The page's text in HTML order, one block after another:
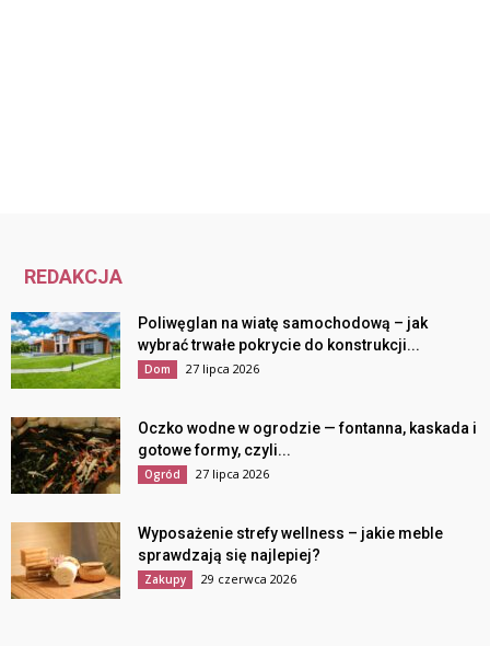
REDAKCJA
Poliwęglan na wiatę samochodową – jak
wybrać trwałe pokrycie do konstrukcji...
Dom 27 lipca 2026
Oczko wodne w ogrodzie — fontanna, kaskada i
gotowe formy, czyli...
Ogród 27 lipca 2026
Wyposażenie strefy wellness – jakie meble
sprawdzają się najlepiej?
Zakupy 29 czerwca 2026